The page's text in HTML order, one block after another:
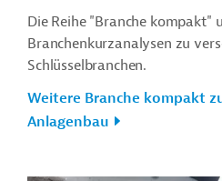
Die Reihe "Branche kompakt"
Branchenkurzanalysen zu
Schlüsselbranchen.
Weitere Branche kompakt
Anlagenbau